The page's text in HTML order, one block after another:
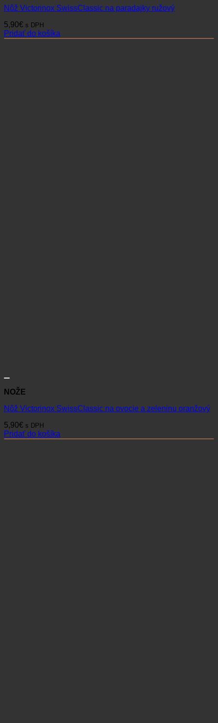
Nôž Victorinox SwissClassic na paradajky ružový
5,90€ s DPH
Pridať do košíka
NOŽE
Nôž Victorinox SwissClassic na ovocie a zeleninu oranžový
5,90€ s DPH
Pridať do košíka